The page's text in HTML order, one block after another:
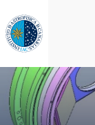
to
main
content